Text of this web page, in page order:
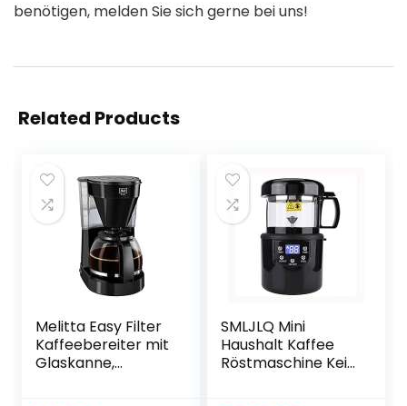
benötigen, melden Sie sich gerne bei uns!
Related Products
Melitta Easy Filter
Kaffeebereiter mit
Glaskanne,
SMLJLQ Mini
Haushalt Kaffee
Röstmaschine Kein